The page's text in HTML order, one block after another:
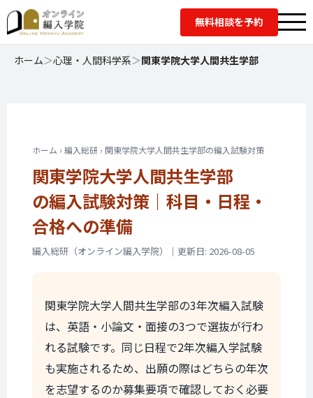
無料相談を予約
ホーム＞心理・人間科学系＞関東学院大学人間共生学部
ホーム › 編入総研 › 関東学院大学人間共生学部の編入試験対策
関東学院大学人間共生学部
の編入試験対策｜ 科目・日程・
合格への準備
編入総研（オンライン編入学院）｜更新日: 2026-08-05
関東学院大学人間共生学部の3年次編入試験
は、英語・小論文・面接の3つで選抜が行わ
れる試験です。同じ日程で2年次編入学試験
も実施されるため、出願の際はどちらの年次
を志望するのか募集要項で確認しておく必要